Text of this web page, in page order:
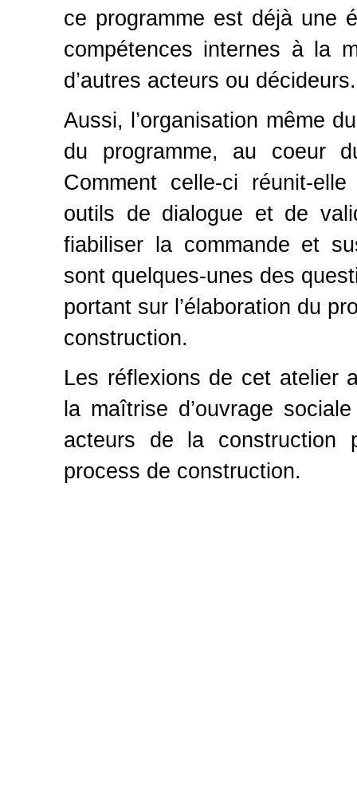
ce programme est déjà une
compétences internes à la
d’autres acteurs ou décideurs.
Aussi, l’organisation même
du programme, au coeur
Comment celle-ci réunit-
outils de dialogue et de
fiabiliser la commande et
sont quelques-unes des
portant sur l’élaboration du
construction.
Les réflexions de cet atelier
la maîtrise d’ouvrage
acteurs de la construction
process de construction.